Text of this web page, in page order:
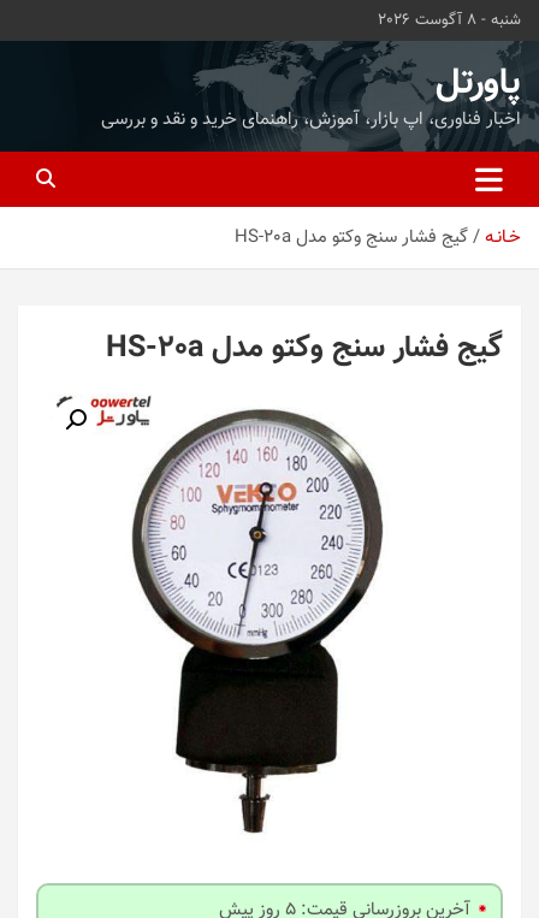
محتوا
بروید
شنبه - 8 آگوست 2026
پاورتل
اخبار فناوری، اپ بازار، آموزش، راهنمای خرید و نقد و بررسی
خـانـه گیج فشار سنج وکتو مدل HS-20a
گیج فشار سنج وکتو مدل HS-20a
آخرین بروزرسانی قیمت: 5 روز پیش